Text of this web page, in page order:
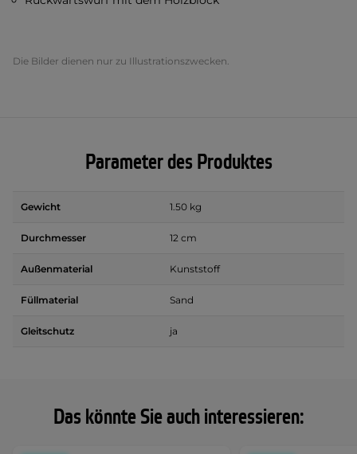
Das könnte Sie auch interessieren:
Die Bilder dienen nur zu Illustrationszwecken.
Parameter des Produktes
Gewicht 1.50 kg
Durchmesser 12 cm
Außenmaterial Kunststoff
Füllmaterial Sand
Gleitschutz ja